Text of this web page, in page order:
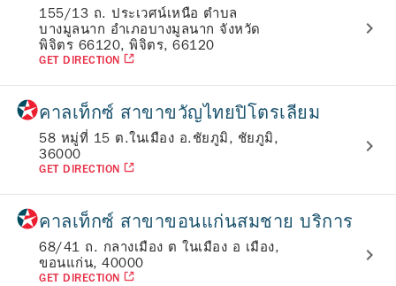
155/13 ถ. ประเวศน์เหนือ ตำบล
บางมูลนาก อำเภอบางมูลนาก จังหวัด
พิจิตร 66120, พิจิตร, 66120
GET DIRECTION
คาลเท็กซ์ สาขาขวัญไทยปิโตรเลียม
58 หมู่ที่ 15 ต.ในเมือง อ.ชัยภูมิ, ชัยภูมิ,
36000
GET DIRECTION
คาลเท็กซ์ สาขาขอนแก่นสมชาย บริการ
68/41 ถ. กลางเมือง ต ในเมือง อ เมือง,
ขอนแก่น, 40000
GET DIRECTION